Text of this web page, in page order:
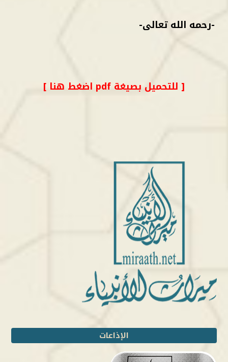
-رحمه الله تعالى-
[ للتحميل بصيغة pdf اضغط هنا ]
الإذاعات